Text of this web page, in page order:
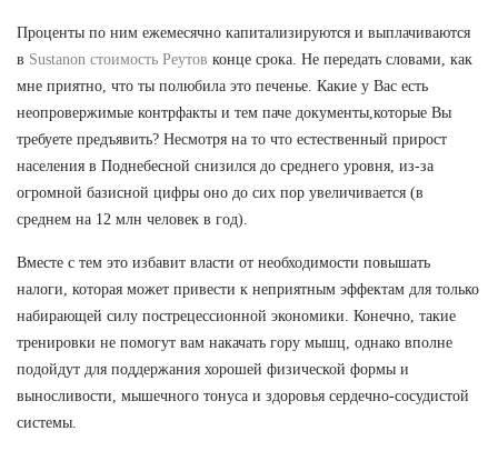
Проценты по ним ежемесячно капитализируются и выплачиваются
в Sustanon стоимость Реутов конце срока. Не передать словами, как
мне приятно, что ты полюбила это печенье. Какие у Вас есть
неопровержимые контрфакты и тем паче документы,которые Вы
требуете предъявить? Несмотря на то что естественный прирост
населения в Поднебесной снизился до среднего уровня, из-за
огромной базисной цифры оно до сих пор увеличивается (в
среднем на 12 млн человек в год).
Вместе с тем это избавит власти от необходимости повышать
налоги, которая может привести к неприятным эффектам для только
набирающей силу пострецессионной экономики. Конечно, такие
тренировки не помогут вам накачать гору мышц, однако вполне
подойдут для поддержания хорошей физической формы и
выносливости, мышечного тонуса и здоровья сердечно-сосудистой
системы.